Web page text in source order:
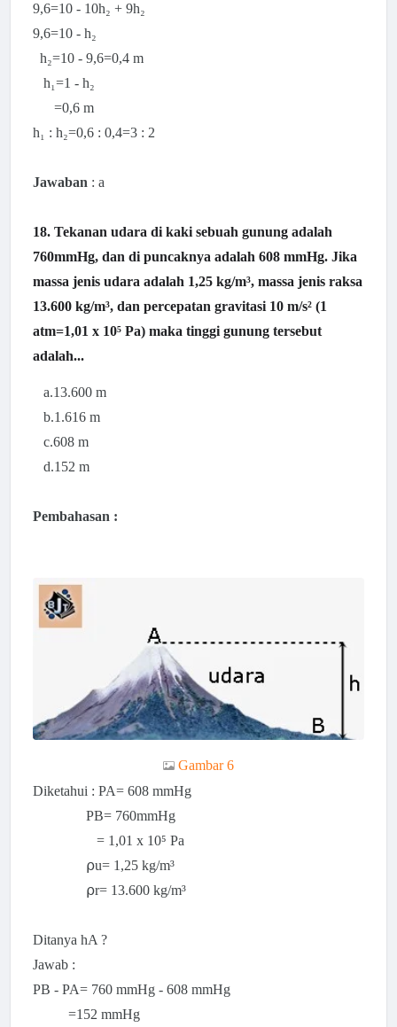
9,6=10 - 10h₂ + 9h₂
9,6=10 - h₂
h₂=10 - 9,6=0,4 m
h₁=1 - h₂
=0,6 m
h₁ : h₂=0,6 : 0,4=3 : 2
Jawaban : a
18. Tekanan udara di kaki sebuah gunung adalah
760mmHg, dan di puncaknya adalah 608 mmHg. Jika
massa jenis udara adalah 1,25 kg/m³, massa jenis raksa
13.600 kg/m³, dan percepatan gravitasi 10 m/s² (1
atm=1,01 x 10⁵ Pa) maka tinggi gunung tersebut
adalah...
a.13.600 m
b.1.616 m
c.608 m
d.152 m
Pembahasan :
Gambar 6
Diketahui : PA= 608 mmHg
PB= 760mmHg
= 1,01 x 10⁵ Pa
⍴u= 1,25 kg/m³
⍴r= 13.600 kg/m³
Ditanya hA ?
Jawab :
PB - PA= 760 mmHg - 608 mmHg
=152 mmHg